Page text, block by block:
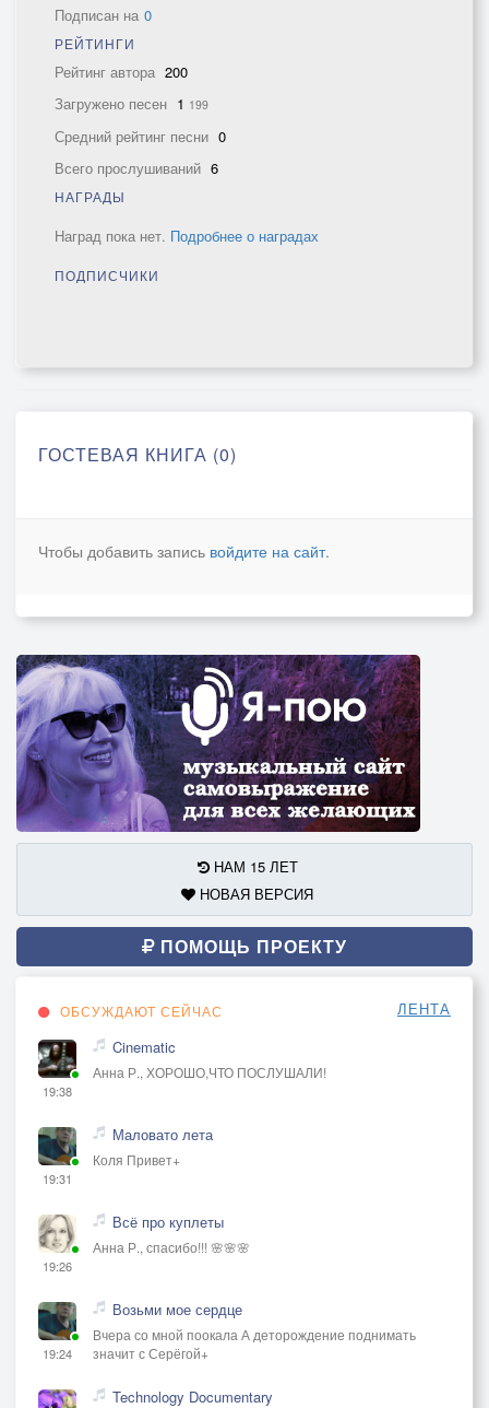
Подписан на 0
РЕЙТИНГИ
Рейтинг автора 200
Загружено песен 1 199
Средний рейтинг песни 0
Всего прослушиваний 6
НАГРАДЫ
Наград пока нет. Подробнее о наградах
ПОДПИСЧИКИ
ГОСТЕВАЯ КНИГА (0)
Чтобы добавить запись войдите на сайт.
НАМ 15 ЛЕТ
НОВАЯ ВЕРСИЯ
ПОМОЩЬ ПРОЕКТУ
ОБСУЖДАЮТ СЕЙЧАС ЛЕНТА
19:38
Cinematic
Анна Р., ХОРОШО,ЧТО ПОСЛУШАЛИ!
19:31
Маловато лета
Коля Привет+
19:26
Всё про куплеты
Анна Р., спасибо!!! 🌸🌸🌸
19:24
Возьми мое сердце
Вчера со мной поокала А деторождение поднимать
значит с Серёгой+
Technology Documentary